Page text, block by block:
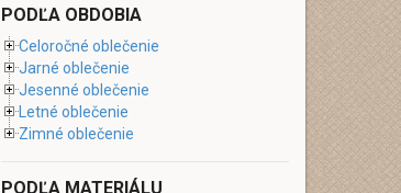
PODĽA OBDOBIA
Celoročné oblečenie
Jarné oblečenie
Jesenné oblečenie
Letné oblečenie
Zimné oblečenie
PODĽA MATERIÁLU